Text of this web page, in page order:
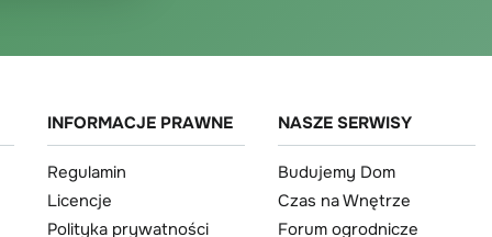
INFORMACJE PRAWNE
Regulamin
Licencje
Polityka prywatności
NASZE SERWISY
Budujemy Dom
Czas na Wnętrze
Forum ogrodnicze